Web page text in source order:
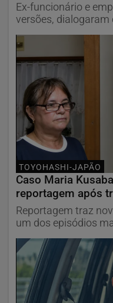
Ex-funcionário e
versões, dialogaram
TOYOHASHI-JAPÃO
Caso Maria
reportagem após
Reportagem traz
um dos episódios